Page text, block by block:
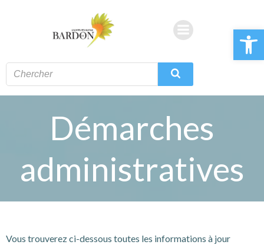
Ouvrir
Démarches
administratives
Vous trouverez ci-dessous toutes les informations à jour